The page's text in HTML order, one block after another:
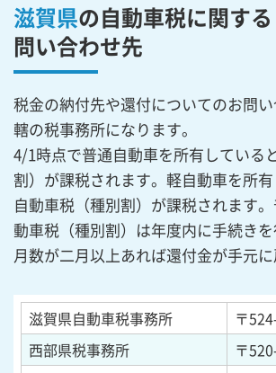
滋賀県の自動車税に関する
問い合わせ先
税金の納付先や還付についてのお問
轄の税事務所になります。
4/1時点で普通自動車を所有している
割）が課税されます。軽自動車を所
自動車税（種別割）が課税されます
動車税（種別割）は年度内に手続き
月数が二月以上あれば還付金が手元に
滋賀県自動車税事務所 〒
西部県税事務所
〒